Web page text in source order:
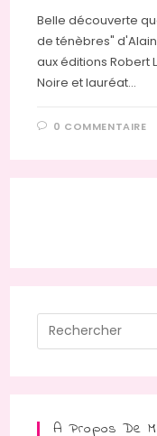
Belle découverte
de ténèbres"
aux éditions Robert
Noire et lauréat…
0 COMMENTAIRE
A Propos De